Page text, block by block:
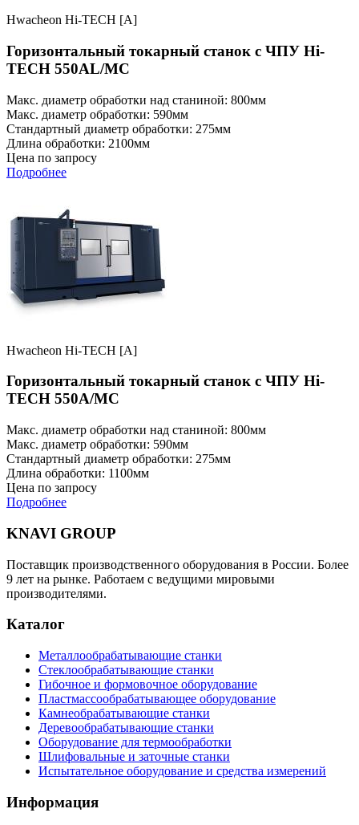
Hwacheon Hi-TECH [A]
Горизонтальный токарный станок с ЧПУ Hi-
TECH 550AL/MC
Макс. диаметр обработки над станиной: 800мм
Макс. диаметр обработки: 590мм
Стандартный диаметр обработки: 275мм
Длина обработки: 2100мм
Цена по запросу
Подробнее
Hwacheon Hi-TECH [A]
Горизонтальный токарный станок с ЧПУ Hi-
TECH 550A/MC
Макс. диаметр обработки над станиной: 800мм
Макс. диаметр обработки: 590мм
Стандартный диаметр обработки: 275мм
Длина обработки: 1100мм
Цена по запросу
Подробнее
KNAVI GROUP
Поставщик производственного оборудования в России. Более
9 лет на рынке. Работаем с ведущими мировыми
производителями.
Каталог
Металлообрабатывающие станки
Стеклообрабатывающие станки
Гибочное и формовочное оборудование
Пластмассообрабатывающее оборудование
Камнеобрабатывающие станки
Деревообрабатывающие станки
Оборудование для термообработки
Шлифовальные и заточные станки
Испытательное оборудование и средства измерений
Информация